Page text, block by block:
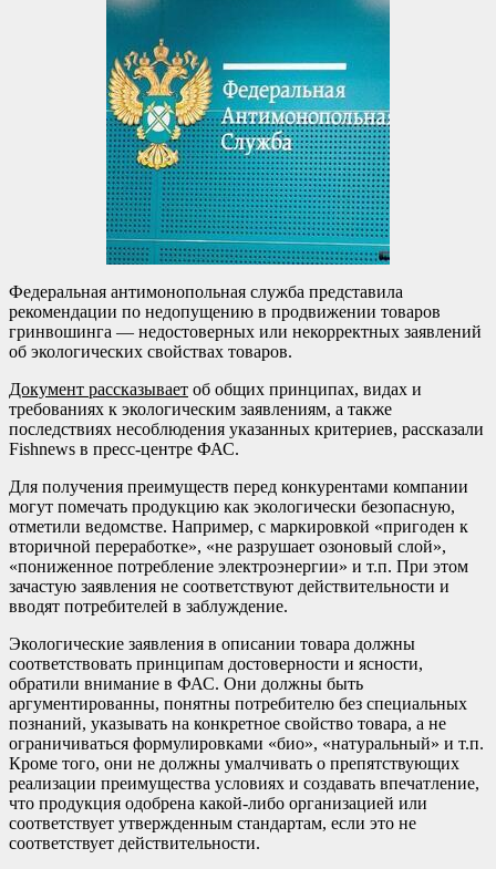
Федеральная антимонопольная служба представила
рекомендации по недопущению в продвижении товаров
гринвошинга — недостоверных или некорректных заявлений
об экологических свойствах товаров.
Документ рассказывает об общих принципах, видах и
требованиях к экологическим заявлениям, а также
последствиях несоблюдения указанных критериев, рассказали
Fishnews в пресс-центре ФАС.
Для получения преимуществ перед конкурентами компании
могут помечать продукцию как экологически безопасную,
отметили ведомстве. Например, с маркировкой «пригоден к
вторичной переработке», «не разрушает озоновый слой»,
«пониженное потребление электроэнергии» и т.п. При этом
зачастую заявления не соответствуют действительности и
вводят потребителей в заблуждение.
Экологические заявления в описании товара должны
соответствовать принципам достоверности и ясности,
обратили внимание в ФАС. Они должны быть
аргументированны, понятны потребителю без специальных
познаний, указывать на конкретное свойство товара, а не
ограничиваться формулировками «био», «натуральный» и т.п.
Кроме того, они не должны умалчивать о препятствующих
реализации преимущества условиях и создавать впечатление,
что продукция одобрена какой-либо организацией или
соответствует утвержденным стандартам, если это не
соответствует действительности.